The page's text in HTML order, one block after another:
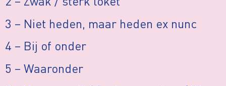
3 – Niet heden, maar heden ex nunc
4 – Bij of onder
5 – Waaronder